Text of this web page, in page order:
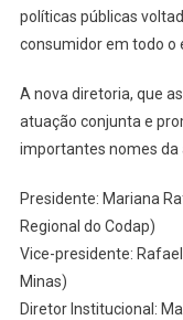
políticas públicas
consumidor em todo o
A nova diretoria, que
atuação conjunta e
importantes nomes da
Presidente: Mariana
Regional do Codap)
Vice-presidente:
Minas)
Diretor Institucional: